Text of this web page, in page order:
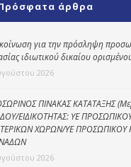
Kοινωνικό
φαρμακείο
Πρόγραμμα
“Βοήθεια στο σπίτι”
Κέντρο Ημερήσιας
Φροντίδας
άρθρα
για την πρόσληψη
ιδιωτικού δικαίου
2026
ΠΙΝΑΚΑΣ ΚΑΤΑΤΑΞΗΣ
ΕΙΔΙΚΟΤΗΤΑΣ: ΥΕ
ΧΩΡΩΝ/ΥΕ ΠΡΟΣΩΠΙΚΟΥ
2026